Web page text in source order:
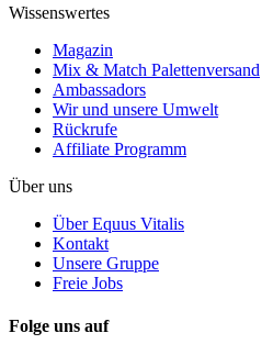
Wissenswertes
Magazin
Mix & Match Palettenversand
Ambassadors
Wir und unsere Umwelt
Rückrufe
Affiliate Programm
Über uns
Über Equus Vitalis
Kontakt
Unsere Gruppe
Freie Jobs
Folge uns auf